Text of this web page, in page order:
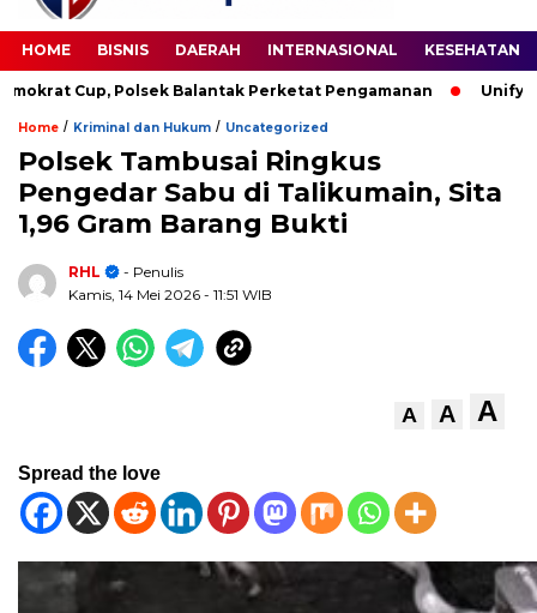
HOME BISNIS DAERAH INTERNASIONAL KESEHATAN
Polsek Balantak Perketat Pengamanan Unifying the
Home / Kriminal dan Hukum / Uncategorized
Polsek Tambusai Ringkus
Pengedar Sabu di Talikumain, Sita
1,96 Gram Barang Bukti
RHL
- Penulis
Kamis, 14 Mei 2026 - 11:51 WIB
A A A
Spread the love